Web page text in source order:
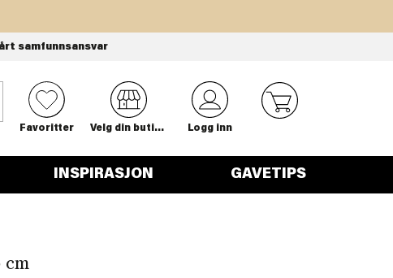
samfunnsansvar
0
Favoritter Velg din butikk Logg inn
INSPIRASJON GAVETIPS
cm